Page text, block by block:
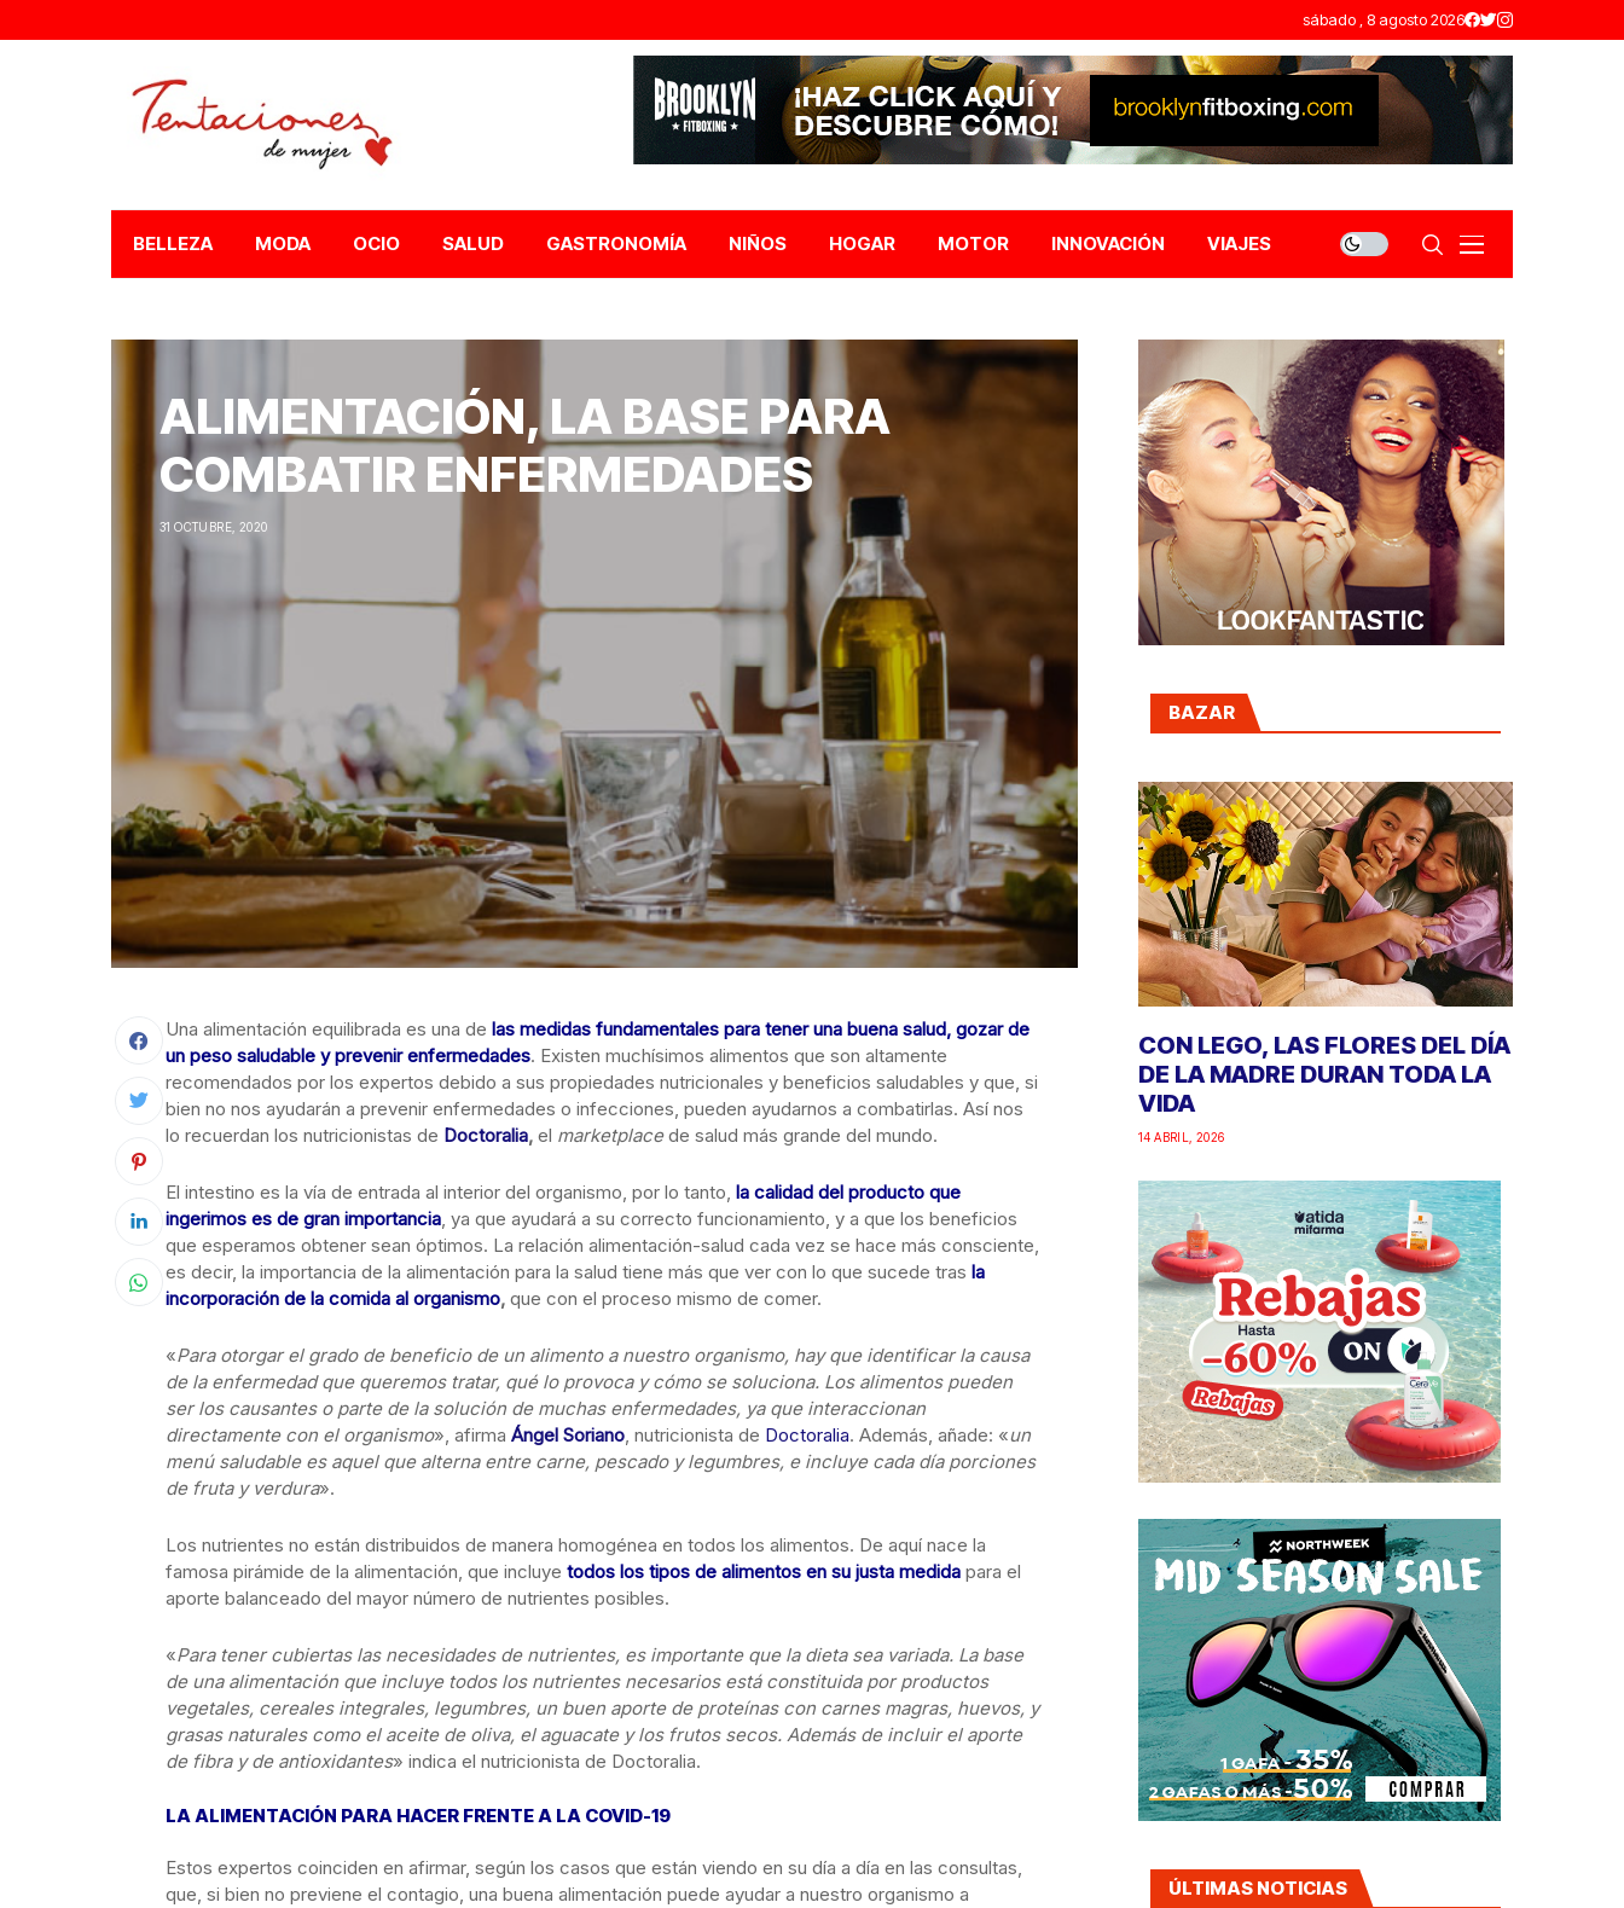
sábado , 8 agosto 2026
BELLEZA MODA OCIO SALUD GASTRONOMÍA NIÑOS HOGAR MOTOR INNOVACIÓN VIAJES
ALIMENTACIÓN, LA BASE PARA
COMBATIR ENFERMEDADES
31 OCTUBRE, 2020
Una alimentación equilibrada es una de las medidas fundamentales para tener una buena salud, gozar de
un peso saludable y prevenir enfermedades. Existen muchísimos alimentos que son altamente
recomendados por los expertos debido a sus propiedades nutricionales y beneficios saludables y que, si
bien no nos ayudarán a prevenir enfermedades o infecciones, pueden ayudarnos a combatirlas. Así nos
lo recuerdan los nutricionistas de Doctoralia, el marketplacede salud más grande del mundo.
El intestino es la vía de entrada al interior del organismo, por lo tanto, la calidad del producto que
ingerimos es de gran importancia, ya que ayudará a su correcto funcionamiento, y a que los beneficios
que esperamos obtener sean óptimos. La relación alimentación-salud cada vez se hace más consciente,
es decir, la importancia de la alimentación para la salud tiene más que ver con lo que sucede tras la
incorporación de la comida al organismo, que con el proceso mismo de comer.
«Para otorgar el grado de beneficio de un alimento a nuestro organismo, hay que identificar la causa
de la enfermedad que queremos tratar, qué lo provoca y cómo se soluciona. Los alimentos pueden
ser los causantes o parte de la solución de muchas enfermedades, ya que interaccionan
directamente con el organismo», afirma Ángel Soriano, nutricionista de Doctoralia. Además, añade: «un
menú saludable es aquel que alterna entre carne, pescado y legumbres, e incluye cada día porciones
de fruta y verdura».
Los nutrientes no están distribuidos de manera homogénea en todos los alimentos. De aquí nace la
famosa pirámide de la alimentación, que incluye todos los tipos de alimentos en su justa medida para el
aporte balanceado del mayor número de nutrientes posibles.
«Para tener cubiertas las necesidades de nutrientes, es importante que la dieta sea variada. La base
de una alimentación que incluye todos los nutrientes necesarios está constituida por productos
vegetales, cereales integrales, legumbres, un buen aporte de proteínas con carnes magras, huevos, y
grasas naturales como el aceite de oliva, el aguacate y los frutos secos. Además de incluir el aporte
de fibra y de antioxidantes» indica el nutricionista de Doctoralia.
LA ALIMENTACIÓN PARA HACER FRENTE A LA COVID-19
Estos expertos coinciden en afirmar, según los casos que están viendo en su día a día en las consultas,
que, si bien no previene el contagio, una buena alimentación puede ayudar a nuestro organismo a
BAZAR
CON LEGO, LAS FLORES DEL DÍA
DE LA MADRE DURAN TODA LA
VIDA
14 ABRIL, 2026
ÚLTIMAS NOTICIAS